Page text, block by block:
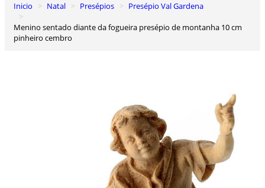
Inicio Natal Presépios
Presépio Val Gardena
Menino sentado diante da fogueira presépio de montanha 10 cm
pinheiro cembro